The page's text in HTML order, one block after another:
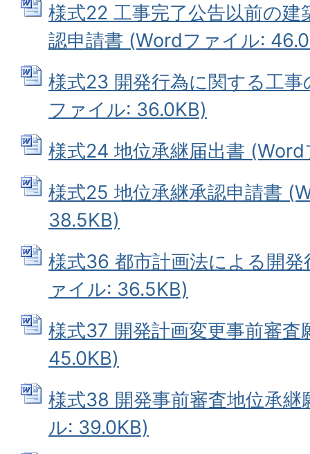
様式22 工事完了公告以前の建
認申請書 (Wordファイル:
様式23 開発行為に関する工
ファイル: 36.0KB)
様式24 地位承継届出書
様式25 地位承継承認申請書
38.5KB)
様式36 都市計画法による開
ァイル: 36.5KB)
様式37 開発計画変更事前審
45.0KB)
様式38 開発事前審査地位承
ル: 39.0KB)